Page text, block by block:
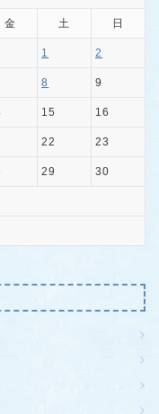
金 土 日
1 2
8 9
15 16
22 23
29 30